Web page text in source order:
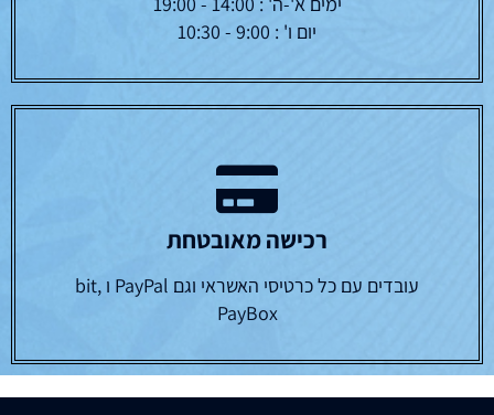
יום ו' : 9:00 - 10:30
רכישה מאובטחת
עובדים עם כל כרטיסי האשראי וגם PayPal ו bit,
PayBox